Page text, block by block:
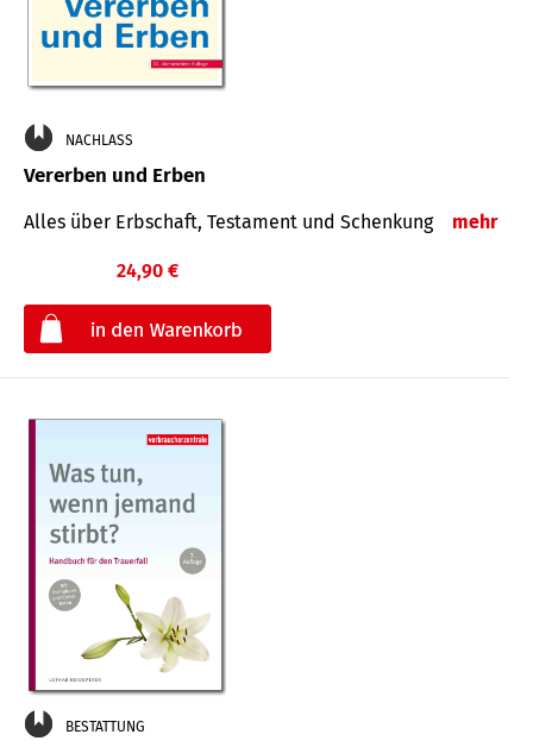
NACHLASS
Vererben und Erben
Alles über Erbschaft, Testament und Schenkung mehr
24,90 €
BESTATTUNG